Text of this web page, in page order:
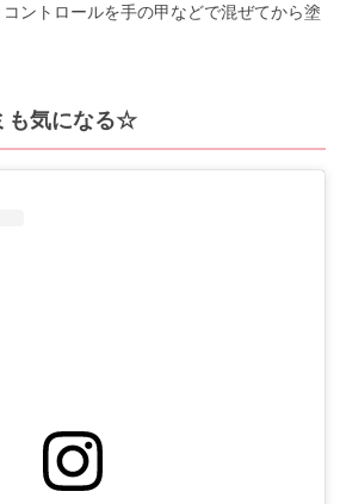
ントロールを手の甲などで混ぜてから塗
も気になる☆